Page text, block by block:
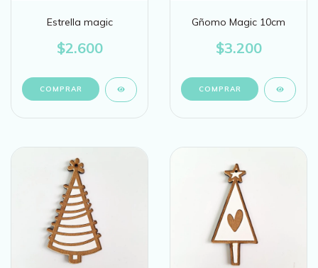
Estrella magic
$2.600
COMPRAR
Gñomo Magic 10cm
$3.200